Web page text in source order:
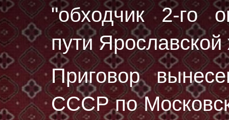
"обходчик 2-го
пути
Приговор
СССР по